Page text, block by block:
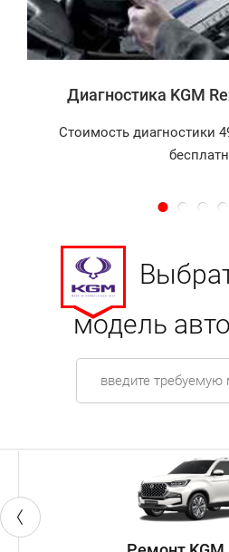
Диагностика KGM
Стоимость диагностики
модель